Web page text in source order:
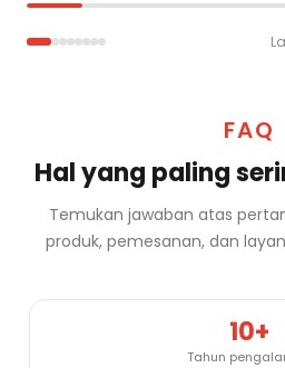
FAQ
Hal yang paling
Temukan jawaban atas
produk, pemesanan, dan
10+
Tahun